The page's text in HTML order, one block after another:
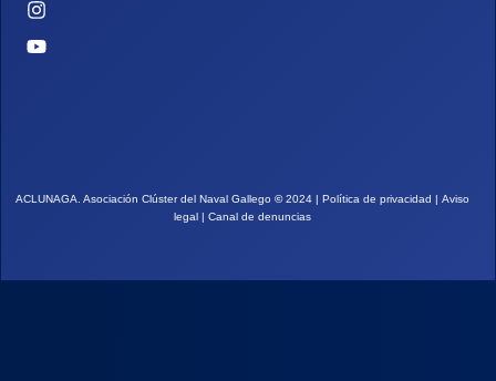
ACLUNAGA. Asociación Clúster del Naval Gallego ©2024 | Política de privacidad
Aviso
legal
Canal de denuncias